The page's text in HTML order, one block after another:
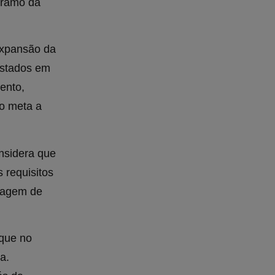
da
da
em
meta a
que
requisitos
de
no